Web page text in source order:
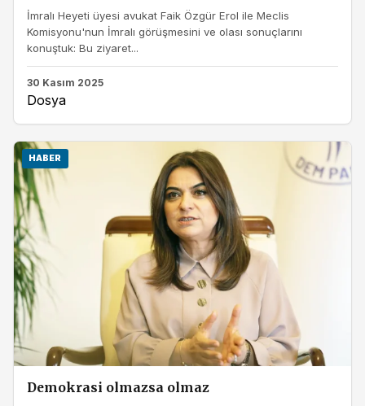
İmralı Heyeti üyesi avukat Faik Özgür Erol ile Meclis
Komisyonu'nun İmralı görüşmesini ve olası sonuçlarını
konuştuk: Bu ziyaret...
30 Kasım 2025
Dosya
HABER
Demokrasi olmazsa olmaz